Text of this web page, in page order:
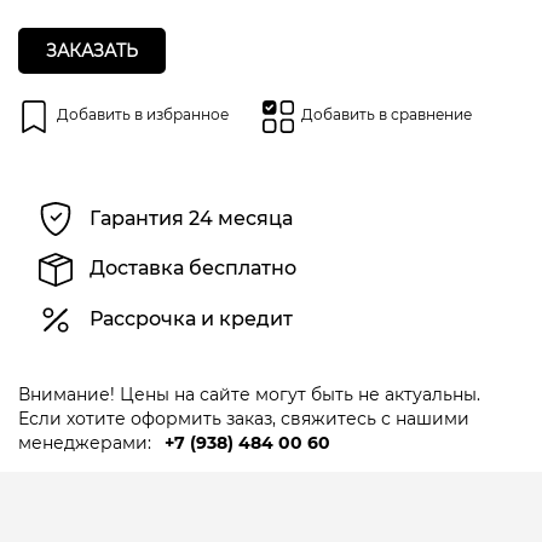
ЗАКАЗАТЬ
Добавить в избранное Добавить в сравнение
Гарантия 24 месяца
Доставка бесплатно
Рассрочка и кредит
Внимание! Цены на сайте могут быть не актуальны.
Если хотите оформить заказ, свяжитесь с нашими
менеджерами:
+7 (938) 484 00 60